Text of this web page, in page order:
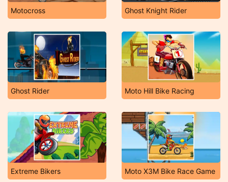
Motocross Ghost Knight Rider
Ghost Rider Moto Hill Bike Racing
Extreme Bikers Moto X3M Bike Race Game